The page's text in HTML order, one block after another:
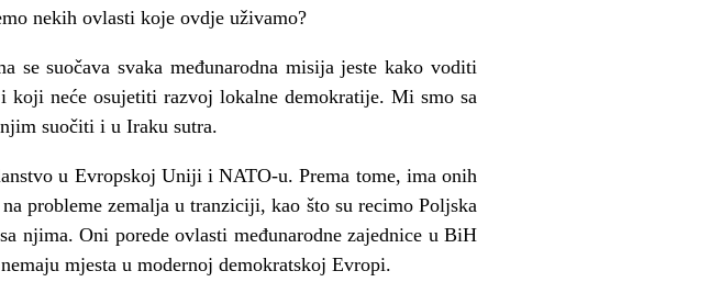
nekih ovlasti koje ovdje uživamo?
se suočava svaka međunarodna misija jeste kako voditi
neće osujetiti razvoj lokalne demokratije. Mi smo sa
suočiti i u Iraku sutra.
u Evropskoj Uniji i NATO-u. Prema tome, ima onih
probleme zemalja u tranziciji, kao što su recimo Poljska
njima. Oni porede ovlasti međunarodne zajednice u BiH
mjesta u modernoj demokratskoj Evropi.